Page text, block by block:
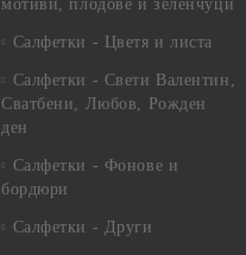
мотиви, плодове и зеленчуци
Салфетки - Цветя и листа
Салфетки - Свети Валентин,
Сватбени, Любов, Рожден
ден
Салфетки - Фонове и
бордюри
Салфетки - Други